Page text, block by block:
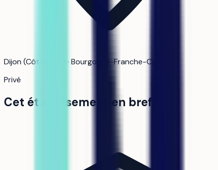
Dijon (Côte-d'Or) · Bourgogne-Franche-Comté
Privé
Cet établissement en bref